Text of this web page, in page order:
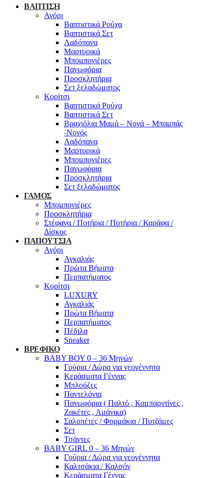
ΒΑΠΤΙΣΗ
Αγόρι
Βαπτιστικά Ρούχα
Βαπτιστικά Σετ
Λαδόπανα
Μαρτυρικά
Μπομπονιέρες
Πανωφόρια
Προσκλητήρια
Σετ ξελαδώματος
Κορίτσι
Βαπτιστικά Ρούχα
Βαπτιστικά Σετ
Βραχιόλια Μαμά – Νονά – Μπαμπάς
-Νονός
Λαδόπανα
Μαρτυρικά
Μπομπονιέρες
Πανωφόρια
Προσκλητήρια
Σετ ξελαδώματος
ΓΑΜΟΣ
Μπομπονιέρες
Προσκλητήρια
Στέφανα / Ποτήρια / Ποτήρια / Καράφα /
Δίσκος
ΠΑΠΟΥΤΣΙΑ
Αγόρι
Αγκαλιάς
Πρώτα Βήματα
Περπατήματος
Κορίτσι
LUXURY
Αγκαλιάς
Πρώτα Βήματα
Περπατήματος
Πέδιλα
Sneaker
ΒΡΕΦΙΚΟ
ΒΑΒΥ ΒΟΥ 0 – 36 Μηνών
Γούρια / Δώρα για νεογέννητα
Κεράσματα Γέννας
Μπλούζες
Παντελόνια
Πανωφόρια ( Παλτό , Καμπαρντίνες ,
Ζακέτες , Αμάνικα)
Σαλοπέτες / Φορμάκια / Πυτζάμες
Σετ
Τσάντες
BABY GIRL 0 – 36 Μηνών
Γούρια / Δώρα για νεογέννητα
Καλτσάκια / Καλσόν
Κεράσματα Γέννας